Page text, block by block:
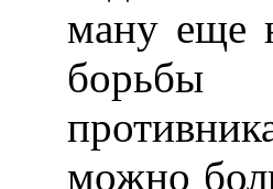
ману еще
борьбы
можно